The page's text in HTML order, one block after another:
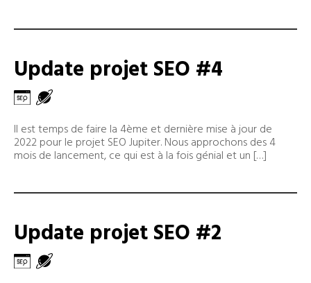
Update projet SEO #4
Il est temps de faire la 4ème et dernière mise à jour de
2022 pour le projet SEO Jupiter. Nous approchons des 4
mois de lancement, ce qui est à la fois génial et un […]
Update projet SEO #2